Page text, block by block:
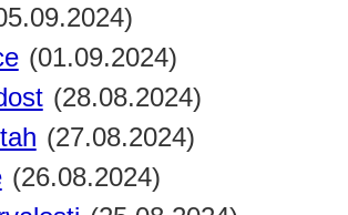
(01.09.2024)
(28.08.2024)
(27.08.2024)
(26.08.2024)